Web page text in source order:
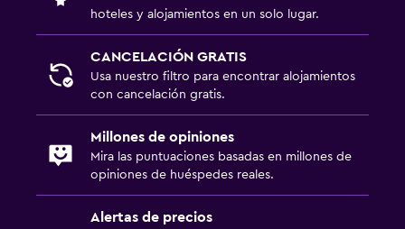
hoteles y alojamientos en un solo lugar.
CANCELACIÓN GRATIS
Usa nuestro filtro para encontrar alojamientos
con cancelación gratis.
Millones de opiniones
Mira las puntuaciones basadas en millones de
opiniones de huéspedes reales.
Alertas de precios